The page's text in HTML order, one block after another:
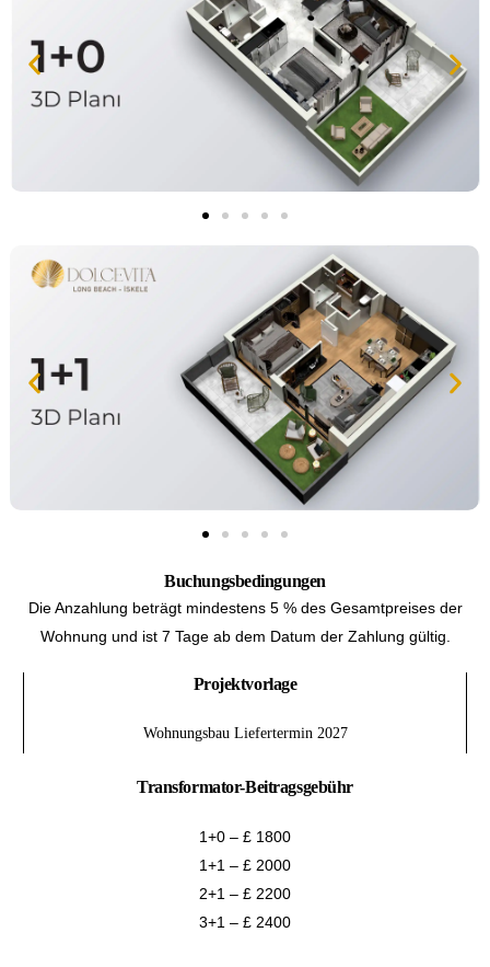
Buchungsbedingungen
Die Anzahlung beträgt mindestens 5 % des Gesamtpreises der
Wohnung und ist 7 Tage ab dem Datum der Zahlung gültig.
Projektvorlage
Wohnungsbau Liefertermin 2027
Transformator-Beitragsgebühr
1+0 – £ 1800
1+1 – £ 2000
2+1 – £ 2200
3+1 – £ 2400